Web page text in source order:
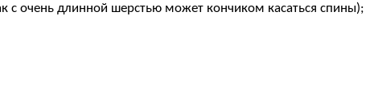
с очень длинной шерстью может кончиком касаться спины);